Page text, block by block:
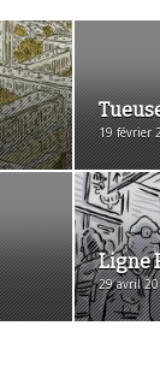
19 février
Ligne
29 avril